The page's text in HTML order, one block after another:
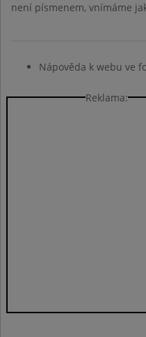
není písmenem, vnímáme
Nápověda k webu ve
Reklama: